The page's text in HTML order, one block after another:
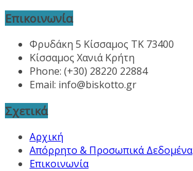
Επικοινωνία
Φρυδάκη 5 Κίσσαμος ΤΚ 73400
Κίσσαμος Χανιά Κρήτη
Phone: (+30) 28220 22884
Email: info@biskotto.gr
Σχετικά
Αρχική
Απόρρητο & Προσωπικά Δεδομένα
Επικοινωνία